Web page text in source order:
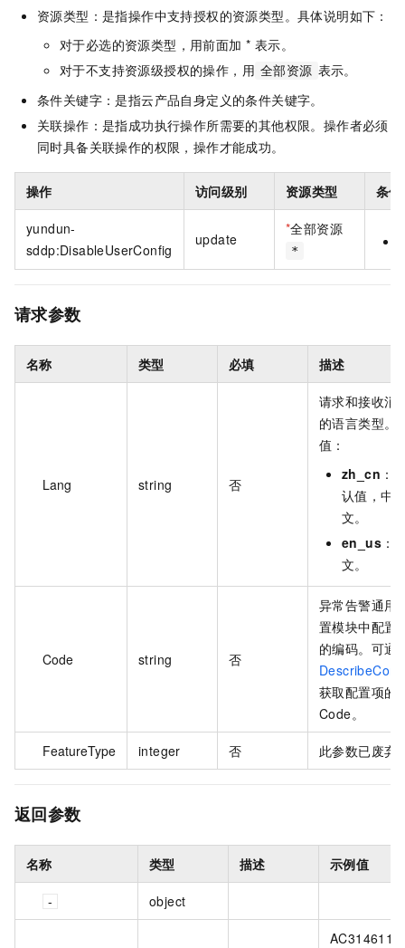
资源类型：是指操作中支持授权的资源类型。具体说明如下：
对于必选的资源类型，用前面加 * 表示。
对于不支持资源级授权的操作，用 全部资源 表示。
条件关键字：是指云产品自身定义的条件关键字。
关联操作：是指成功执行操作所需要的其他权限。操作者必须
同时具备关联操作的权限，操作才能成功。
操作 访问级别 资源类型 条
yundun-
sddp:DisableUserConfig
update
*全部资源
*
请求参数
名称 类型 必填 描述
Lang string 否
请求和接收消
的语言类型。
值：
zh_cn ：
认值，中
文。
en_us ：
文。
Code string 否
异常告警通用
置模块中配置
的编码。可通
获取配置项的
Code。
FeatureType integer 否 此参数已废弃
返回参数
名称 类型 描述 示例值
object
AC314611-